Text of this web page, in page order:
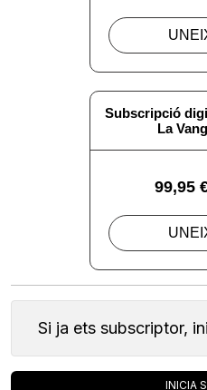
Si ja ets subscriptor,
INICIA